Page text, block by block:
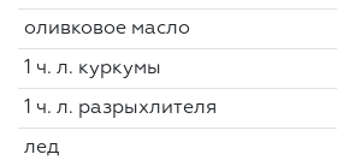
оливковое масло
1 ч. л. куркумы
1 ч. л. разрыхлителя
лед